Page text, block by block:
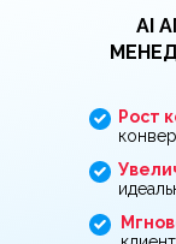
AI
Рост